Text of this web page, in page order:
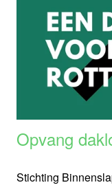
Opvang
Stichting